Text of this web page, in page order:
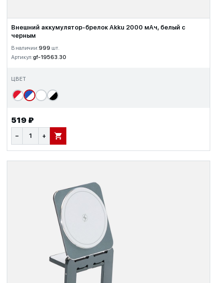
Внешний аккумулятор-брелок Akku 2000 мАч, белый с
черным
В наличии:999 шт.
Артикул:gf-19563.30
ЦВЕТ
519 ₽
− + В КОРЗИНУ